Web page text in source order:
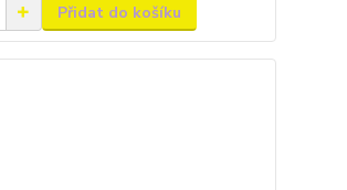
Přidat do košíku